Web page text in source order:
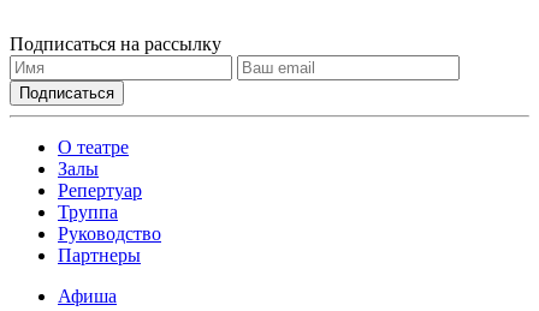
Подписаться на рассылку
О театре
Залы
Репертуар
Труппа
Руководство
Партнеры
Афиша